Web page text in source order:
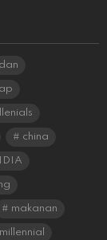
china
makanan
millennial